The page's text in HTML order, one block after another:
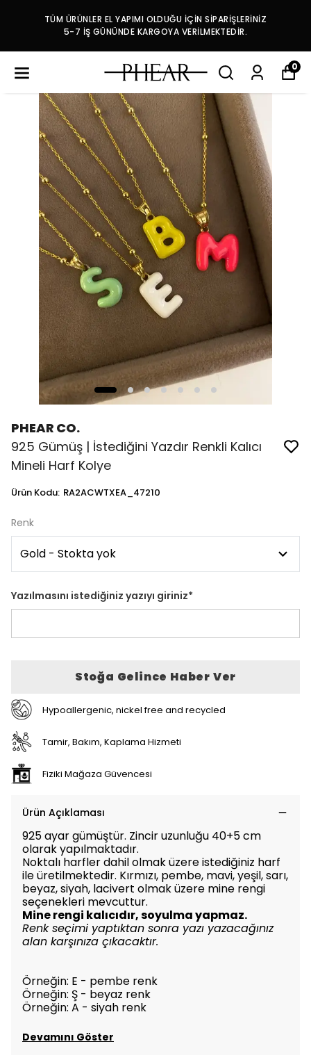
TÜM ÜRÜNLER EL YAPIMI OLDUĞU İÇİN SİPARİŞLERİNİZ
5-7 İŞ GÜNÜNDE KARGOYA VERİLMEKTEDİR.
0
PHEAR CO.
925 Gümüş | İstediğini Yazdır Renkli Kalıcı
Mineli Harf Kolye
Ürün Kodu: RA2ACWTXEA_47210
Renk
Yazılmasını istediğiniz yazıyı giriniz*
Stoğa Gelince Haber Ver
Hypoallergenic, nickel free and recycled
Tamir, Bakım, Kaplama Hizmeti
Fiziki Mağaza Güvencesi
Ürün Açıklaması
925 ayar gümüştür. Zincir uzunluğu 40+5 cm
olarak yapılmaktadır.
Noktalı harfler dahil olmak üzere istediğiniz harf
ile üretilmektedir. Kırmızı, pembe, mavi, yeşil, sarı,
beyaz, siyah, lacivert olmak üzere mine rengi
seçenekleri mevcuttur.
Mine rengi kalıcıdır, soyulma yapmaz.
Renk seçimi yaptıktan sonra yazı yazacağınız
alan karşınıza çıkacaktır.
Örneğin: E - pembe renk
Örneğin: Ş - beyaz renk
Örneğin: A - siyah renk
Devamını Göster